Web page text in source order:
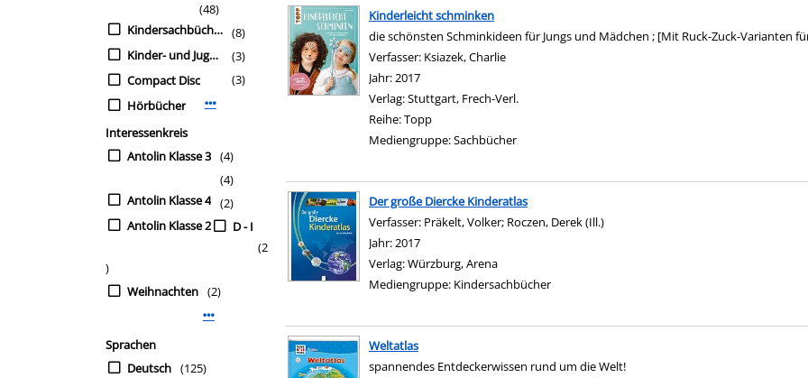
Kindersachbücher
(48)
Kinder- und Jugendbü
(8)
Compact Disc
(3)
Hörbücher
(3)
Mehr Mediengruppe-Filter anzeigen
Interessenkreis
Antolin Klasse 3 (4)
Antolin Klasse 4
(4)
Antolin Klasse 2
(2)
D - I
(2
)
Weihnachten (2)
Sprachen
Deutsch (125)
Kinderleicht schminken
die schönsten Schminkideen für Jungs und Mädchen ; [Mit Ruck-Zuck-Varianten
Verfasser: Ksiazek, Charlie
Jahr:2017
Verlag:Stuttgart, Frech-Verl.
Reihe:Topp
Mediengruppe:Sachbücher
Der große Diercke Kinderatlas
Verfasser: Präkelt, Volker; Roczen, Derek (Ill.)
Jahr:2017
Verlag:Würzburg, Arena
Mediengruppe: Kindersachbücher
Weltatlas
spannendes Entdeckerwissen rund um die Welt!